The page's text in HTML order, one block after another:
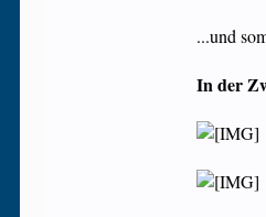
...und
In der